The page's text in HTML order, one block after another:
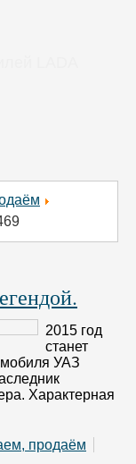
2015 год
станет
УАЗ
Характерная
продаём